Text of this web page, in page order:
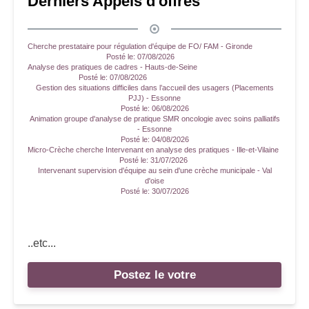
Cherche prestataire pour régulation d'équipe de FO/ FAM - Gironde
Posté le: 07/08/2026
Analyse des pratiques de cadres - Hauts-de-Seine
Posté le: 07/08/2026
Gestion des situations difficiles dans l’accueil des usagers (Placements
PJJ) - Essonne
Posté le: 06/08/2026
Animation groupe d'analyse de pratique SMR oncologie avec soins palliatifs
- Essonne
Posté le: 04/08/2026
Micro-Crèche cherche Intervenant en analyse des pratiques - Ille-et-Vilaine
Posté le: 31/07/2026
Intervenant supervision d'équipe au sein d'une crèche municipale - Val
d'oise
Posté le: 30/07/2026
..etc...
Postez le votre